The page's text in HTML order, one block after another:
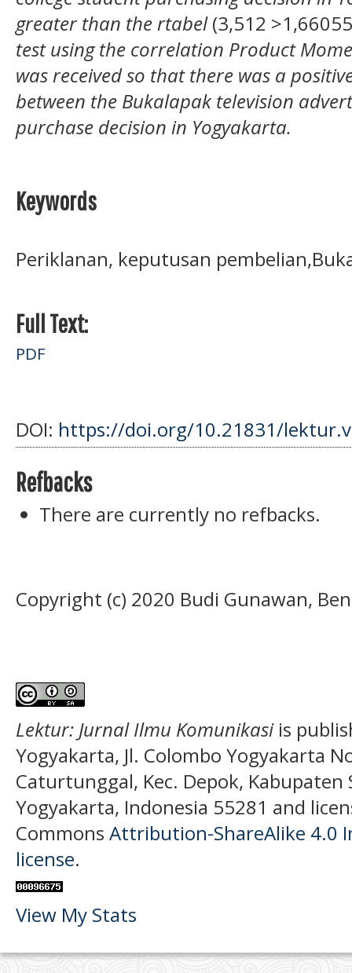
greater than the rtabel(3,512
test using the correlation Product
was received so that there was a
between the Bukalapak television
purchase decision in Yogyakarta.
Keywords
Periklanan, keputusan
Full Text:
PDF
DOI: https://doi.org/10.21831/
Refbacks
There are currently no refbacks.
Copyright (c) 2020 Budi Gunawan,
Lektur: Jurnal Ilmu Komunikasi is
Yogyakarta, Jl. Colombo Yogyakarta
Caturtunggal, Kec. Depok,
Yogyakarta, Indonesia 55281 and
Commons Attribution-ShareAlike 4.0
license.
View My Stats